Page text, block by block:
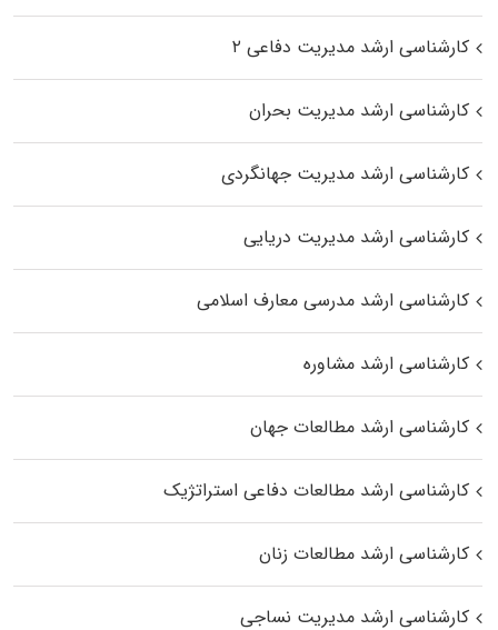
کارشناسی ارشد مدیریت دفاعی ۲
کارشناسی ارشد مدیریت بحران
کارشناسی ارشد مدیریت جهانگردی
کارشناسی ارشد مدیریت دریایی
کارشناسی ارشد مدرسی معارف اسلامی
کارشناسی ارشد مشاوره
کارشناسی ارشد مطالعات جهان
کارشناسی ارشد مطالعات دفاعی استراتژیک
کارشناسی ارشد مطالعات زنان
کارشناسی ارشد مدیریت نساجی